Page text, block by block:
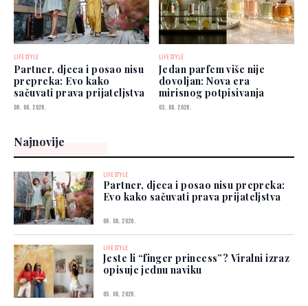
LIFESTYLE
Partner, djeca i posao nisu
prepreka: Evo kako
sačuvati prava prijateljstva
06. 08. 2026.
LIFESTYLE
Jedan parfem više nije
dovoljan: Nova era
mirisnog potpisivanja
03. 08. 2026.
Najnovije
LIFESTYLE
Partner, djeca i posao nisu prepreka:
Evo kako sačuvati prava prijateljstva
06. 08. 2026.
LIFESTYLE
Jeste li “finger princess”? Viralni izraz
opisuje jednu naviku
05. 08. 2026.